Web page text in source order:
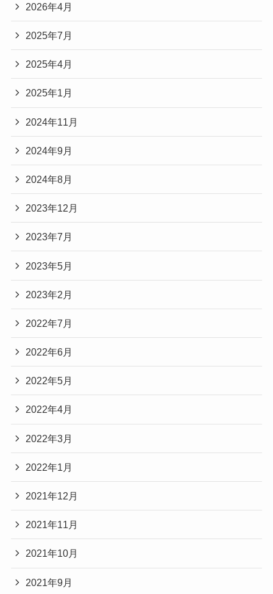
2026年4月
2025年7月
2025年4月
2025年1月
2024年11月
2024年9月
2024年8月
2023年12月
2023年7月
2023年5月
2023年2月
2022年7月
2022年6月
2022年5月
2022年4月
2022年3月
2022年1月
2021年12月
2021年11月
2021年10月
2021年9月